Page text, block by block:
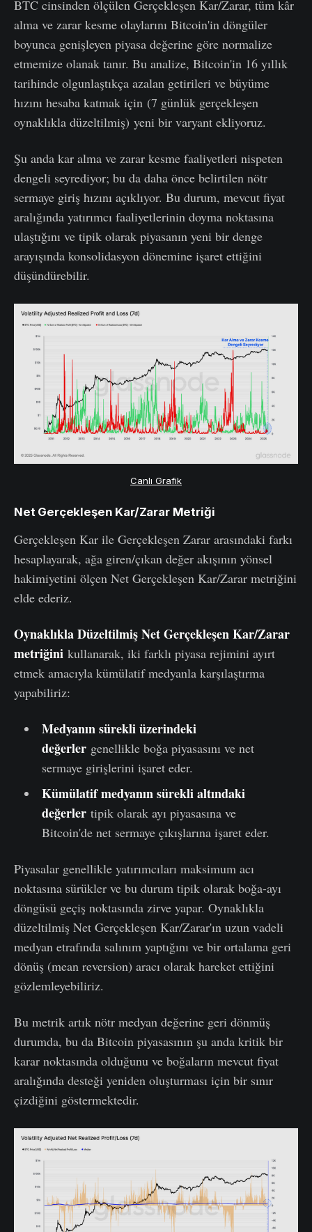
BTC cinsinden ölçülen Gerçekleşen Kar/Zarar, tüm kâr
alma ve zarar kesme olaylarını Bitcoin'in döngüler
boyunca genişleyen piyasa değerine göre normalize
etmemize olanak tanır. Bu analize, Bitcoin'in 16 yıllık
tarihinde olgunlaştıkça azalan getirileri ve büyüme
hızını hesaba katmak için (7 günlük gerçekleşen
oynaklıkla düzeltilmiş) yeni bir varyant ekliyoruz.
Şu anda kar alma ve zarar kesme faaliyetleri nispeten
dengeli seyrediyor; bu da daha önce belirtilen nötr
sermaye giriş hızını açıklıyor. Bu durum, mevcut fiyat
aralığında yatırımcı faaliyetlerinin doyma noktasına
ulaştığını ve tipik olarak piyasanın yeni bir denge
arayışında konsolidasyon dönemine işaret ettiğini
düşündürebilir.
Canlı Grafik
Net Gerçekleşen Kar/Zarar Metriği
Gerçekleşen Kar ile Gerçekleşen Zarar arasındaki farkı
hesaplayarak, ağa giren/çıkan değer akışının yönsel
hakimiyetini ölçen Net Gerçekleşen Kar/Zarar metriğini
elde ederiz.
Oynaklıkla Düzeltilmiş Net Gerçekleşen Kar/Zarar
metriğini kullanarak, iki farklı piyasa rejimini ayırt
etmek amacıyla kümülatif medyanla karşılaştırma
yapabiliriz:
Medyanın sürekli üzerindeki
değerlergenellikle boğa piyasasını ve net
sermaye girişlerini işaret eder.
Kümülatif medyanın sürekli altındaki
değerlertipik olarak ayı piyasasına ve
Bitcoin'de net sermaye çıkışlarına işaret eder.
Piyasalar genellikle yatırımcıları maksimum acı
noktasına sürükler ve bu durum tipik olarak boğa-ayı
döngüsü geçiş noktasında zirve yapar. Oynaklıkla
düzeltilmiş Net Gerçekleşen Kar/Zarar'ın uzun vadeli
medyan etrafında salınım yaptığını ve bir ortalama geri
dönüş (mean reversion) aracı olarak hareket ettiğini
gözlemleyebiliriz.
Bu metrik artık nötr medyan değerine geri dönmüş
durumda, bu da Bitcoin piyasasının şu anda kritik bir
karar noktasında olduğunu ve boğaların mevcut fiyat
aralığında desteği yeniden oluşturması için bir sınır
çizdiğini göstermektedir.